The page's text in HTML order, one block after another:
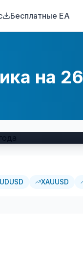
Бесплатные EA
на
XAUUSD